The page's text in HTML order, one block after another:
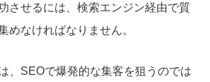
させるには、検索エンジン経由で質
めなければなりません。
、SEOで爆発的な集客を狙うのでは